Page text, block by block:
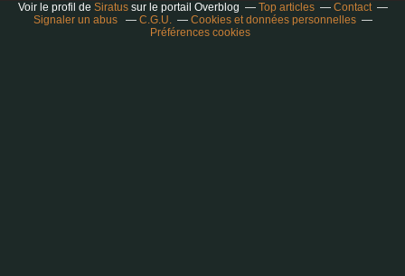
Voir le profil de Siratussur le portail Overblog Top articles
Contact
Signaler un abus
C.G.U.
Cookies et données personnelles
Préférences cookies